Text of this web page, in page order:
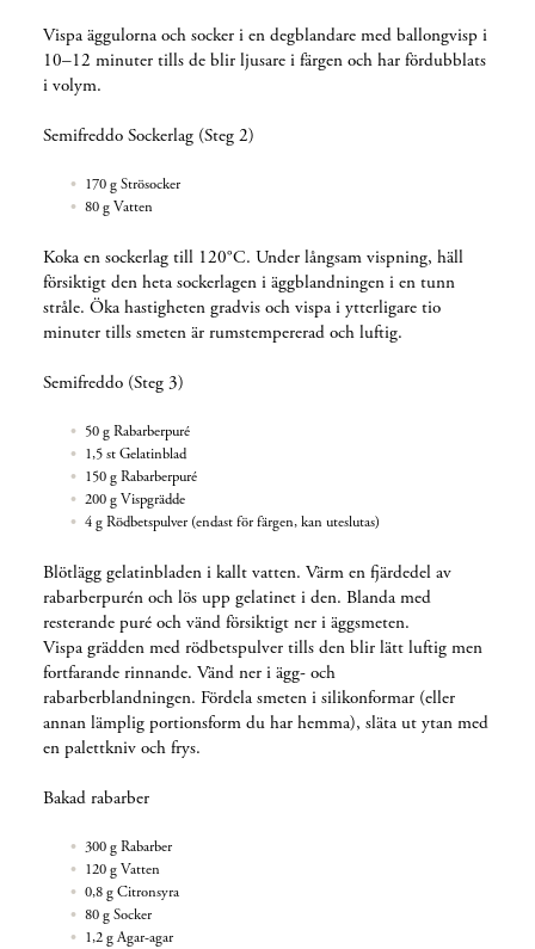
Vispa äggulorna och socker i en degblandare med ballongvisp i
10–12 minuter tills de blir ljusare i färgen och har fördubblats
i volym.
Semifreddo Sockerlag (Steg 2)
170 g Strösocker
80 g Vatten
Koka en sockerlag till 120°C. Under långsam vispning, häll
försiktigt den heta sockerlagen i äggblandningen i en tunn
stråle. Öka hastigheten gradvis och vispa i ytterligare tio
minuter tills smeten är rumstempererad och luftig.
Semifreddo (Steg 3)
50 g Rabarberpuré
1,5 st Gelatinblad
150 g Rabarberpuré
200 g Vispgrädde
4 g Rödbetspulver (endast för färgen, kan uteslutas)
Blötlägg gelatinbladen i kallt vatten. Värm en fjärdedel av
rabarberpurén och lös upp gelatinet i den. Blanda med
resterande puré och vänd försiktigt ner i äggsmeten.
Vispa grädden med rödbetspulver tills den blir lätt luftig men
fortfarande rinnande. Vänd ner i ägg- och
rabarberblandningen. Fördela smeten i silikonformar (eller
annan lämplig portionsform du har hemma), släta ut ytan med
en palettkniv och frys.
Bakad rabarber
300 g Rabarber
120 g Vatten
0,8 g Citronsyra
80 g Socker
1,2 g Agar-agar